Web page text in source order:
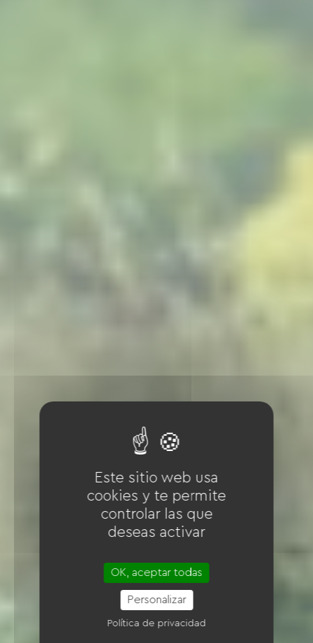
Este sitio web usa
cookies y te permite
controlar las que
deseas activar
OK, aceptar todas
Personalizar
Política de privacidad